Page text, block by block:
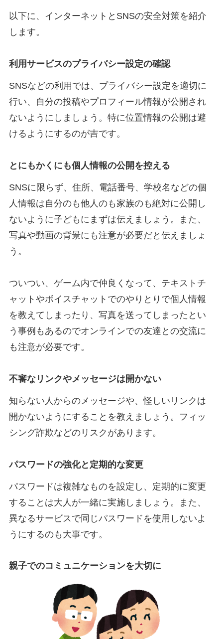
以下に、インターネットとSNSの安全対策を紹介
します。
利用サービスのプライバシー設定の確認
SNSなどの利用では、プライバシー設定を適切に
行い、自分の投稿やプロフィール情報が公開され
ないようにしましょう。特に位置情報の公開は避
けるようにするのが吉です。
とにもかくにも個人情報の公開を控える
SNSに限らず、住所、電話番号、学校名などの個
人情報は自分のも他人のも家族のも絶対に公開し
ないように子どもにまずは伝えましょう。また、
写真や動画の背景にも注意が必要だと伝えましょ
う。
ついつい、ゲーム内で仲良くなって、テキストチ
ャットやボイスチャットでのやりとりで個人情報
を教えてしまったり、写真を送ってしまったとい
う事例もあるのでオンラインでの友達との交流に
も注意が必要です。
不審なリンクやメッセージは開かない
知らない人からのメッセージや、怪しいリンクは
開かないようにすることを教えましょう。フィッ
シング詐欺などのリスクがあります。
パスワードの強化と定期的な変更
パスワードは複雑なものを設定し、定期的に変更
することは大人が一緒に実施しましょう。また、
異なるサービスで同じパスワードを使用しないよ
うにするのも大事です。
親子でのコミュニケーションを大切に